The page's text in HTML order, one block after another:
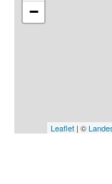
−
Leaflet | ©